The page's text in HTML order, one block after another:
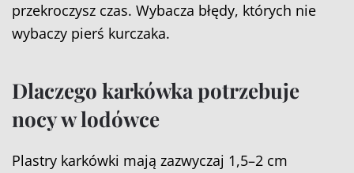
przekroczysz czas. Wybacza błędy, których nie
wybaczy pierś kurczaka.
Dlaczego karkówka potrzebuje
nocy w lodówce
Plastry karkówki mają zazwyczaj 1,5–2 cm